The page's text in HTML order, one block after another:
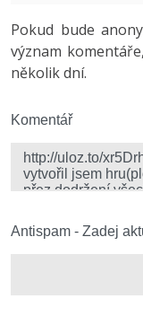
Umělá
Fórum
Windows
Fórum
Pokud bude
význam
několik dní.
Komentář
Antispam - Zadej